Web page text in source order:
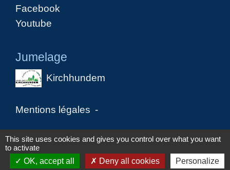
Facebook
Youtube
Jumelage
Kirchhundem
Mentions légales -
Politique de confidentialité - Accessibilité -
Plan du site - Gestion des cookies
This site uses cookies and gives you control over what you want
to activate
OK, accept all
Deny all cookies Personalize